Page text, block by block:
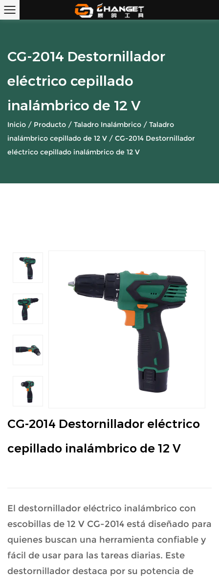
CG-2014 Destornillador
eléctrico cepillado
inalámbrico de 12 V
Inicio / Producto / Taladro Inalámbrico / Taladro
inalámbrico cepillado de 12 V / CG-2014 Destornillador
eléctrico cepillado inalámbrico de 12 V
CG-2014 Destornillador eléctrico
cepillado inalámbrico de 12 V
El destornillador eléctrico inalámbrico con
escobillas de 12 V CG-2014 está diseñado para
quienes buscan una herramienta confiable y
fácil de usar para las tareas diarias. Este
destornillador destaca por su potencia de